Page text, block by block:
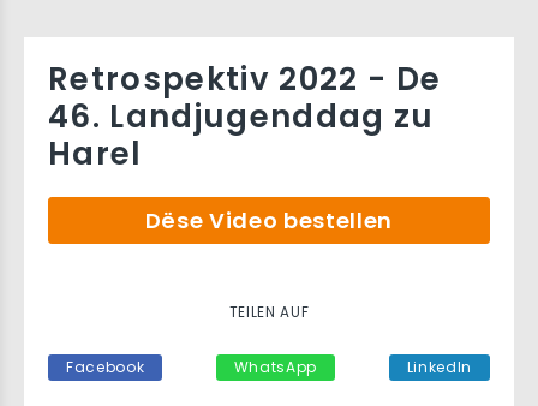
Retrospektiv 2022 - De
46. Landjugenddag zu
Harel
Dëse Video bestellen
TEILEN AUF
Facebook WhatsApp LinkedIn